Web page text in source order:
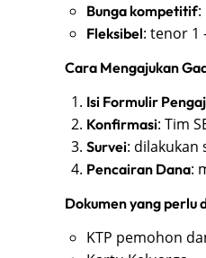
Bunga kompetitif:
Fleksibel: tenor 1
Cara Mengajukan
Isi Formulir
Konfirmasi: Tim
Survei: dilakukan
Pencairan Dana:
Dokumen yang perlu
KTP pemohon